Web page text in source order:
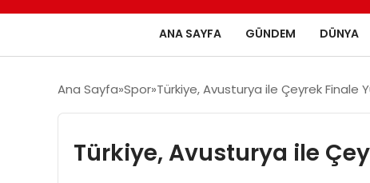
ANA SAYFA GÜNDEM DÜNYA
Ana Sayfa Spor Türkiye, Avusturya ile Çeyrek Finale
Türkiye, Avusturya ile